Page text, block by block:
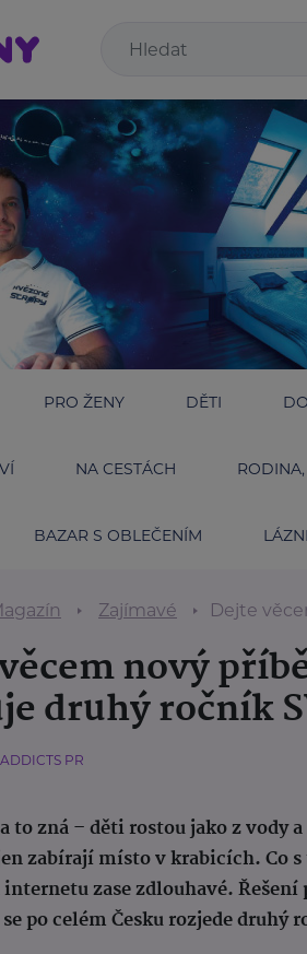
PRO ŽENY DĚTI
NA CESTÁCH
BAZAR S OBLEČENÍM
Zajímavé Dejte věcem
nový
druhý ročník
ADDICTS PR
to zná – děti rostou jako z vody
zabírají místo v krabicích. Co s
zase zdlouhavé.
po celém Česku rozjede druhý